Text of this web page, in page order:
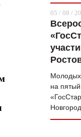
05 / 08 /
на